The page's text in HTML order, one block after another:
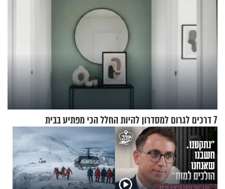
7 דרכים לגרום למסדרון להיות החלל הכי מפתיע בבית